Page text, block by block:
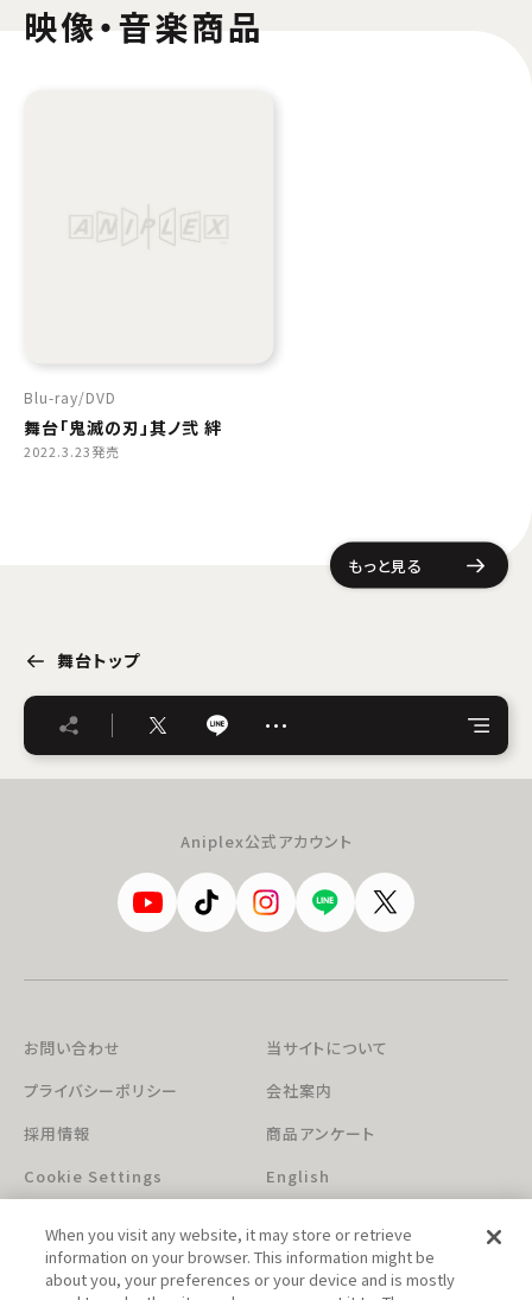
映像・音楽商品
Blu-ray DVD
舞台「鬼滅の刃」其ノ弐 絆
2022.3.23発売
もっと見る
舞台トップ
…
Aniplex公式アカウント
お問い合わせ
当サイトについて
プライバシーポリシー
会社案内
採用情報
商品アンケート
Cookie Settings
English
When you visit any website, it may store or retrieve
information on your browser. This information might be
about you, your preferences or your device and is mostly